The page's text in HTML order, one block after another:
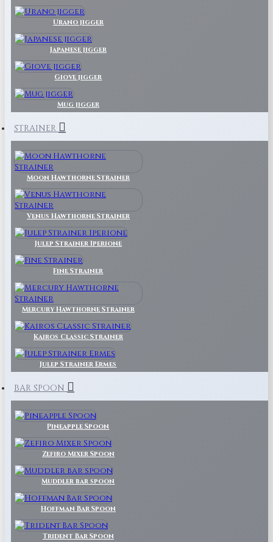
Urano jigger
Japanese jigger
Giove jigger
Mug jigger
STRAINER
Moon Hawthorne Strainer
Venus Hawthorne Strainer
Julep Strainer Iperione
Fine Strainer
Mercury Hawthorne Strainer
Kairos Classic Strainer
Julep Strainer Ermes
BAR SPOON
Pineapple Spoon
Zefiro Mixer Spoon
Muddler bar spoon
Hoffman Bar Spoon
Trident Bar Spoon